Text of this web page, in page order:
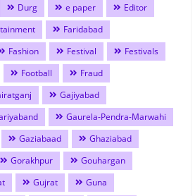
Durg e paper
Editor
Faridabad
Fashion Festival
Festivals
Football
Fraud
Gajiyabad
Gaurela-Pendra-Marwahi
Gaziabaad
Ghaziabad
Gorakhpur
Gouhargan
Gujrat
Guna